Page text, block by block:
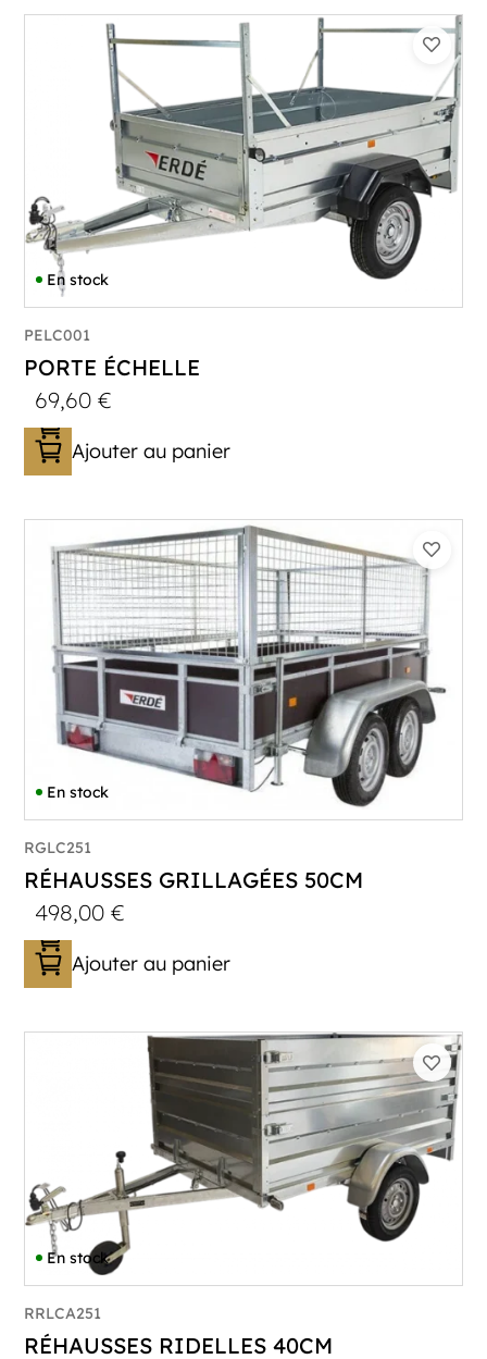
En stock
PELC001
PORTE ÉCHELLE
69,60€
Ajouter au panier
En stock
RGLC251
RÉHAUSSES GRILLAGÉES 50CM
498,00€
Ajouter au panier
En stock
RRLCA251
RÉHAUSSES RIDELLES 40CM